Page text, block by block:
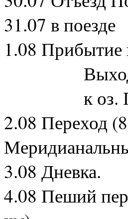
31.07 в поезде
1.08 Прибытие
к оз.
2.08 Переход
3.08 Дневка.
4.08 Пеший